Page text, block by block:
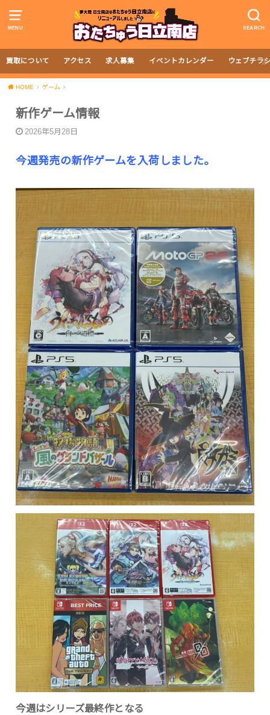
MENU SEARCH
買取について アクセス 求人募集 イベントカレンダー ウェブチラ
HOME ゲーム
新作ゲーム情報
2026年5月28日
今週発売の新作ゲームを入荷しました。
今週はシリーズ最終作となる